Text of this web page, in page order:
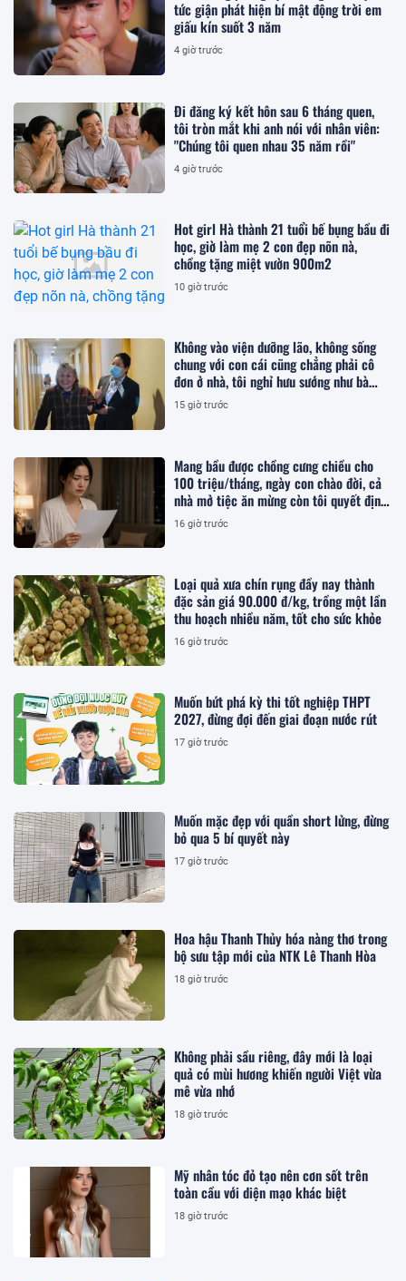
tức giận phát hiện bí mật động trời em
giấu kín suốt 3 năm
4 giờ trước
Đi đăng ký kết hôn sau 6 tháng quen,
tôi tròn mắt khi anh nói với nhân viên:
"Chúng tôi quen nhau 35 năm rồi"
4 giờ trước
Hot girl Hà thành 21 tuổi bế bụng bầu đi
học, giờ làm mẹ 2 con đẹp nõn nà,
chồng tặng miệt vườn 900m2
10 giờ trước
Không vào viện dưỡng lão, không sống
chung với con cái cũng chẳng phải cô
đơn ở nhà, tôi nghỉ hưu sướng như bà
hoàng ở nơi này!
15 giờ trước
Mang bầu được chồng cưng chiều cho
100 triệu/tháng, ngày con chào đời, cả
nhà mở tiệc ăn mừng còn tôi quyết định
ly hôn
16 giờ trước
Loại quả xưa chín rụng đầy nay thành
đặc sản giá 90.000 đ/kg, trồng một lần
thu hoạch nhiều năm, tốt cho sức khỏe
16 giờ trước
Muốn bứt phá kỳ thi tốt nghiệp THPT
2027, đừng đợi đến giai đoạn nước rút
17 giờ trước
Muốn mặc đẹp với quần short lửng, đừng
bỏ qua 5 bí quyết này
17 giờ trước
Hoa hậu Thanh Thủy hóa nàng thơ trong
bộ sưu tập mới của NTK Lê Thanh Hòa
18 giờ trước
Không phải sầu riêng, đây mới là loại
quả có mùi hương khiến người Việt vừa
mê vừa nhớ
18 giờ trước
Mỹ nhân tóc đỏ tạo nên cơn sốt trên
toàn cầu với diện mạo khác biệt
18 giờ trước